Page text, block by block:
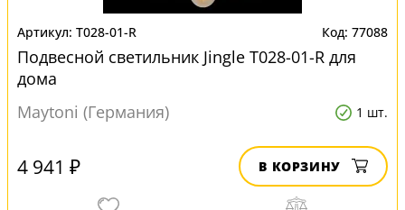
T028-01-R 77088
Подвесной светильник Jingle T028-01-R для
дома
Maytoni (Германия)
1 шт.
4 941 ₽ В КОРЗИНУ